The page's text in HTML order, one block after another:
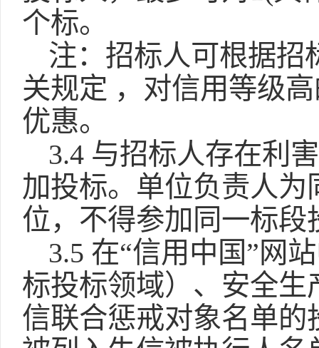
个标。
注：招标人可根据招
关规定 ，对信用等级
优惠。
3.4 与招标人存在利
加投标。单位负责人
位，不得参加同一标
3.5 在“信用中国”网
标投标领域）、安全
信联合惩戒对象名单的